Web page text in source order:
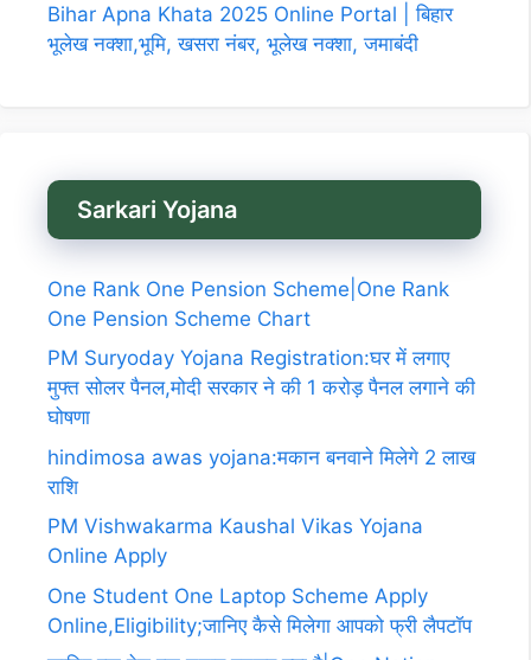
Bihar Apna Khata 2025 Online Portal | बिहार
भूलेख नक्शा,भूमि, खसरा नंबर, भूलेख नक्शा, जमाबंदी
Sarkari Yojana
One Rank One Pension Scheme|One Rank
One Pension Scheme Chart
PM Suryoday Yojana Registration:घर में लगाए
मुफ्त सोलर पैनल,मोदी सरकार ने की 1 करोड़ पैनल लगाने की
घोषणा
hindimosa awas yojana:मकान बनवाने मिलेगे 2 लाख
राशि
PM Vishwakarma Kaushal Vikas Yojana
Online Apply
One Student One Laptop Scheme Apply
Online,Eligibility;जानिए कैसे मिलेगा आपको फ्री लैपटॉप